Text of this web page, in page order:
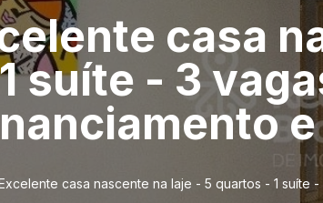
casa
suíte - 3
e
casa nascente na laje - 5 quartos - 1 suíte